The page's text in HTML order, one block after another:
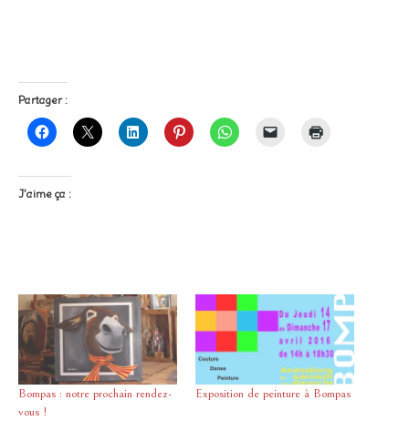
Partager :
J’aime ça :
Bompas : notre prochain rendez-
vous !
Exposition de peinture à Bompas